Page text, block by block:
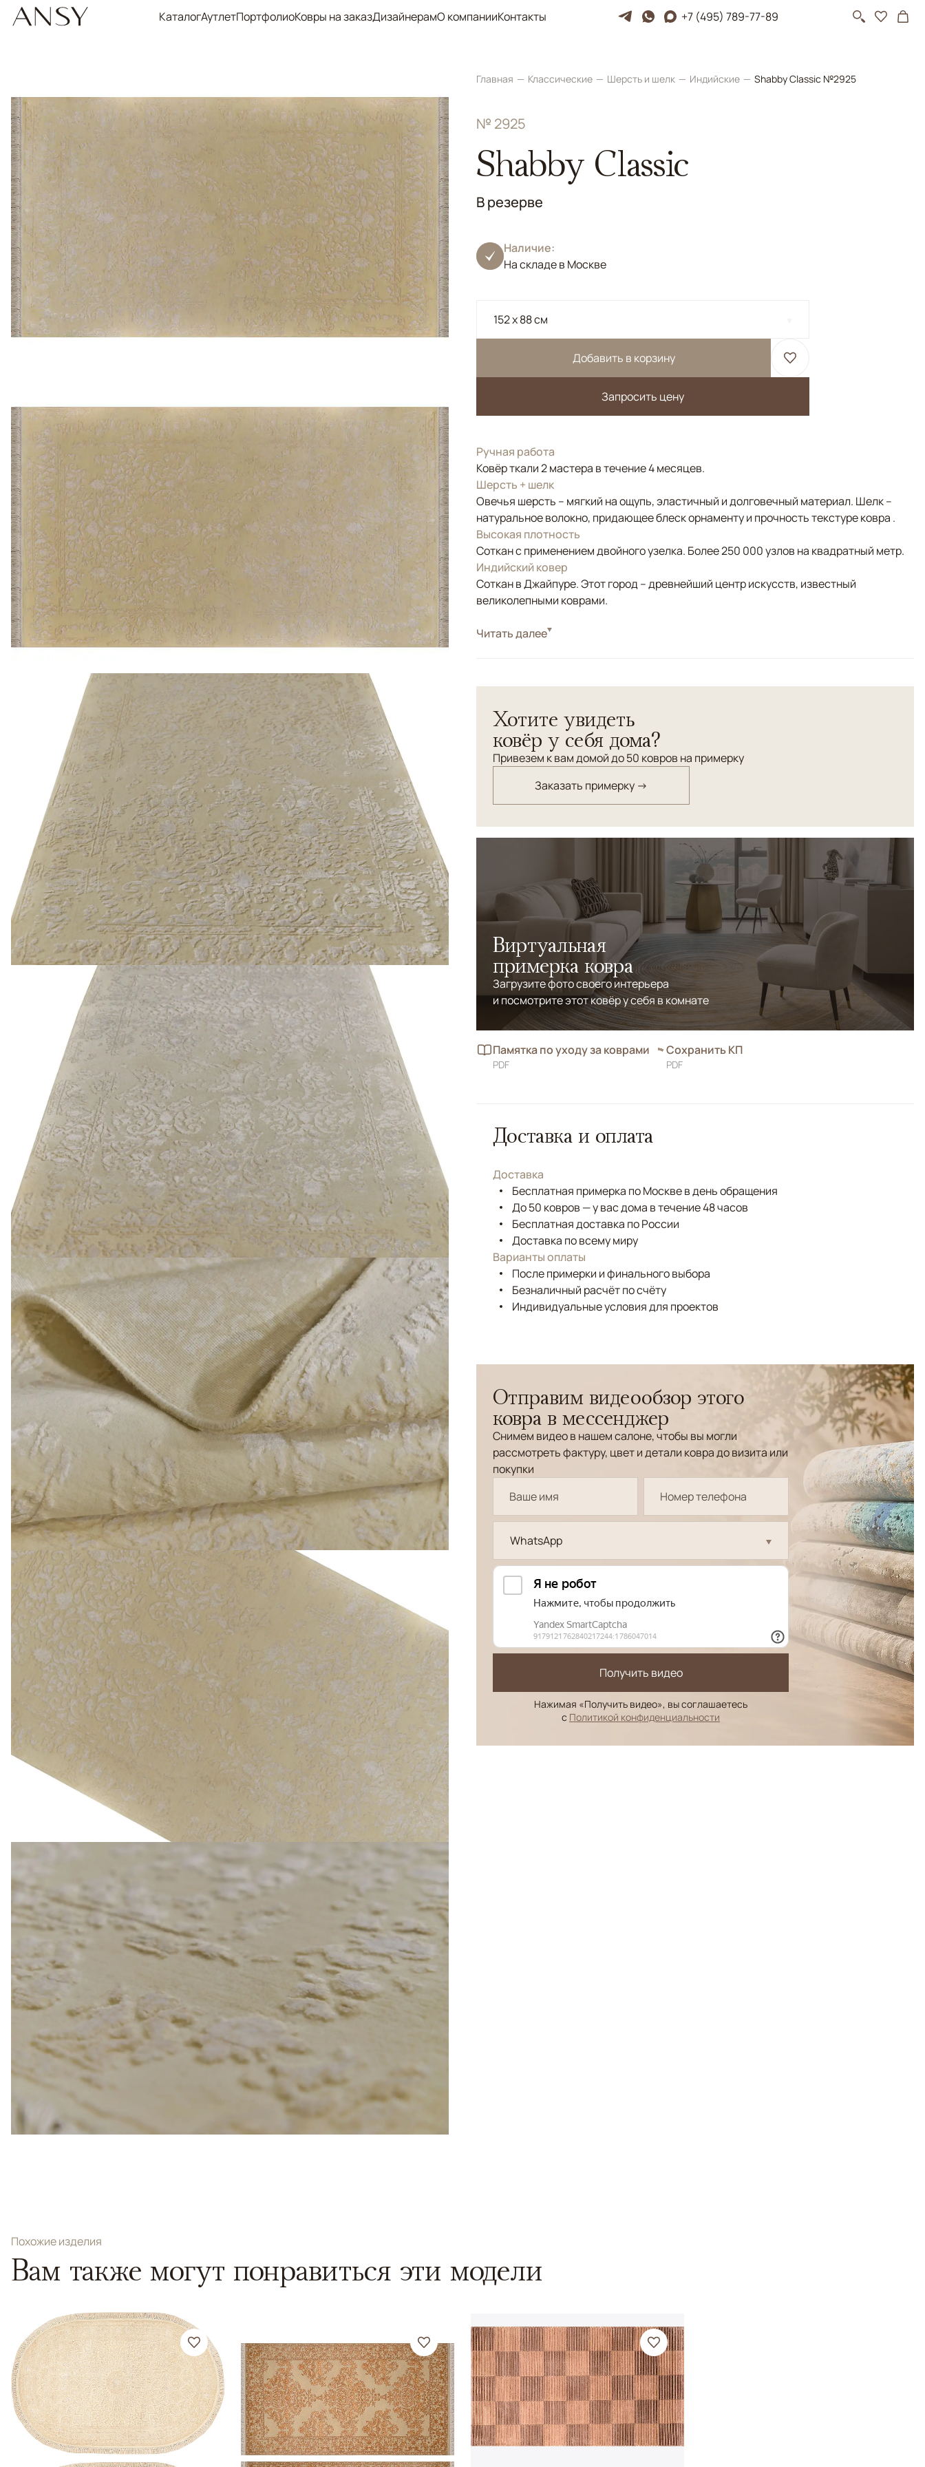
КаталогАутлетПортфолиоКовры на заказДизайнерамО компанииКонтакты +7 (495) 789-77-89
Главная Классические Шерсть и шелк Индийские Shabby Classic №2925
№ 2925
Shabby Classic
В резерве
Наличие:
На складе в Москве
152 x 88 см
Добавить в корзину
Запросить цену
Ручная работа
Ковёр ткали 2 мастера в течение 4 месяцев.
Шерсть + шелк
Овечья шерсть – мягкий на ощупь, эластичный и долговечный материал. Шелк –
натуральное волокно, придающее блеск орнаменту и прочность текстуре ковра .
Высокая плотность
Соткан с применением двойного узелка. Более 250 000 узлов на квадратный метр.
Индийский ковер
Соткан в Джайпуре. Этот город – древнейший центр искусств, известный
великолепными коврами.
СтильКлассические
стриженный ворс, придающий ковру рельефность, очень мягкий и комфортный, что
Читать далее
Хотите увидеть
ковёр у себя дома?
Привезем к вам домой до 50 ковров на примерку
Заказать примерку →
Виртуальная
примерка ковра
Загрузите фото своего интерьера
и посмотрите этот ковёр у себя в комнате
Памятка по уходу за коврами
PDF
Сохранить КП
PDF
Доставка и оплата
Доставка
Бесплатная примерка по Москве в день обращения
До 50 ковров — у вас дома в течение 48 часов
Бесплатная доставка по России
Доставка по всему миру
Варианты оплаты
После примерки и финального выбора
Безналичный расчёт по счёту
Индивидуальные условия для проектов
Отправим видеообзор этого
ковра в мессенджер
Снимем видео в нашем салоне, чтобы вы могли
рассмотреть фактуру, цвет и детали ковра до визита или
покупки
WhatsApp
Получить видео
Нажимая «Получить видео», вы соглашаетесь
с Политикой конфиденциальности
Похожие изделия
Вам также могут понравиться эти модели